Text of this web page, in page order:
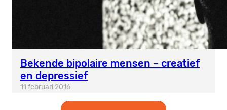
Bekende bipolaire mensen – creatief
en depressief
11 februari 2016